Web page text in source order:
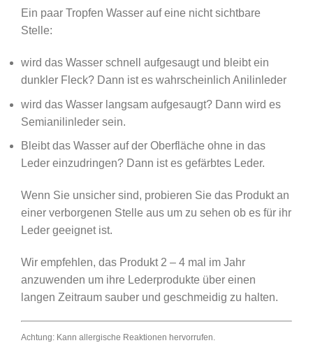
Ein paar Tropfen Wasser auf eine nicht sichtbare
Stelle:
wird das Wasser schnell aufgesaugt und bleibt ein
dunkler Fleck? Dann ist es wahrscheinlich Anilinleder
wird das Wasser langsam aufgesaugt? Dann wird es
Semianilinleder sein.
Bleibt das Wasser auf der Oberfläche ohne in das
Leder einzudringen? Dann ist es gefärbtes Leder.
Wenn Sie unsicher sind, probieren Sie das Produkt an
einer verborgenen Stelle aus um zu sehen ob es für ihr
Leder geeignet ist.
Wir empfehlen, das Produkt 2 – 4 mal im Jahr
anzuwenden um ihre Lederprodukte über einen
langen Zeitraum sauber und geschmeidig zu halten.
Achtung: Kann allergische Reaktionen hervorrufen.